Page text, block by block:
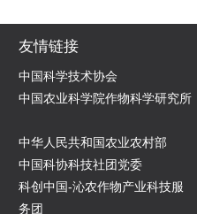
友情链接
中国科学技术协会
中国农业科学院作物科学研究所
中华人民共和国农业农村部
中国科协科技社团党委
科创中国-沁农作物产业科技服
务团